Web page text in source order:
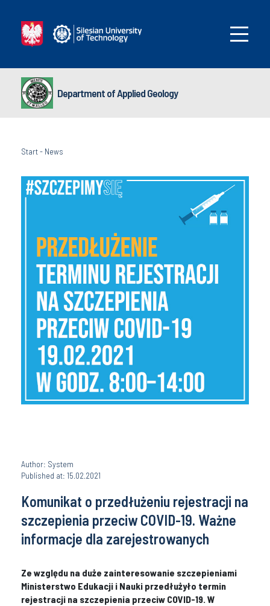
Department of Applied Geology
Start- News
Author: System
Published at: 15.02.2021
Komunikat o przedłużeniu rejestracji na
szczepienia przeciw COVID-19. Ważne
informacje dla zarejestrowanych
Ze względu na duże zainteresowanie szczepieniami
Ministerstwo Edukacji i Nauki przedłużyło termin
rejestracji na szczepienia przeciw COVID-19. W